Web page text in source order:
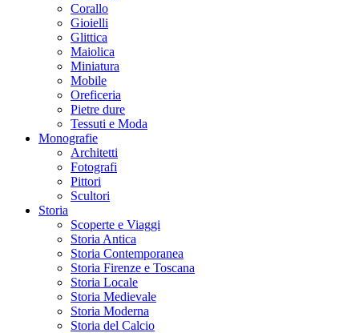
Corallo
Gioielli
Glittica
Maiolica
Miniatura
Mobile
Oreficeria
Pietre dure
Tessuti e Moda
Monografie
Architetti
Fotografi
Pittori
Scultori
Storia
Scoperte e Viaggi
Storia Antica
Storia Contemporanea
Storia Firenze e Toscana
Storia Locale
Storia Medievale
Storia Moderna
Storia del Calcio